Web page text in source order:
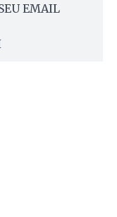
EMAIL